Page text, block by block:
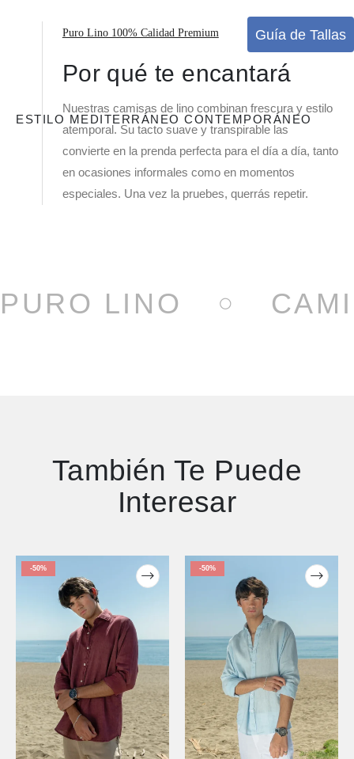
ESTILO MEDITERRÁNEO CONTEMPORÁNEO
Puro Lino 100% Calidad Premium
Por qué te encantará
Nuestras camisas de lino combinan frescura y estilo
atemporal. Su tacto suave y transpirable las
convierte en la prenda perfecta para el día a día, tanto
en ocasiones informales como en momentos
especiales. Una vez la pruebes, querrás repetir.
PURO LINO
También Te Puede
Interesar
-50% -50%
Guía de Tallas